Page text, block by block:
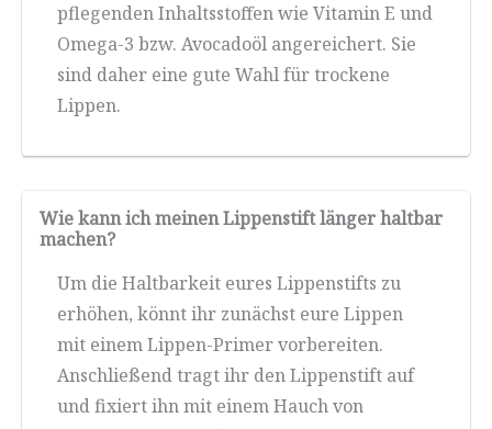
pflegenden Inhaltsstoffen wie Vitamin E und
Omega-3 bzw. Avocadoöl angereichert. Sie
sind daher eine gute Wahl für trockene
Lippen.
Wie kann ich meinen Lippenstift länger haltbar
machen?
Um die Haltbarkeit eures Lippenstifts zu
erhöhen, könnt ihr zunächst eure Lippen
mit einem Lippen-Primer vorbereiten.
Anschließend tragt ihr den Lippenstift auf
und fixiert ihn mit einem Hauch von